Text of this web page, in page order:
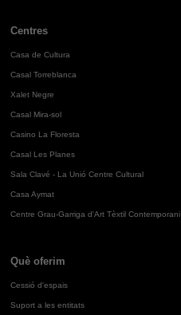
Centres
Casa de Cultura
Casal Torreblanca
Xalet Negre
Casal Mira-sol
Casino La Floresta
Casal Les Planes
Sala Clavé - La Unió Centre Cultural
Casa Aymat
Centre Grau-Garriga d'Art Tèxtil Contemporani
Què oferim
Cessió d'espais
Suport a les entitats